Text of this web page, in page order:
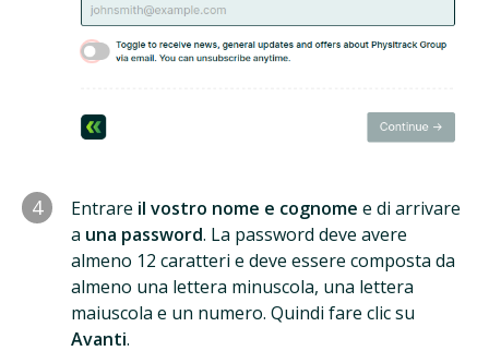
4 Entrare il vostro nome e cognome e di arrivare
a una password. La password deve avere
almeno 12 caratteri e deve essere composta da
almeno una lettera minuscola, una lettera
maiuscola e un numero. Quindi fare clic su
Avanti.